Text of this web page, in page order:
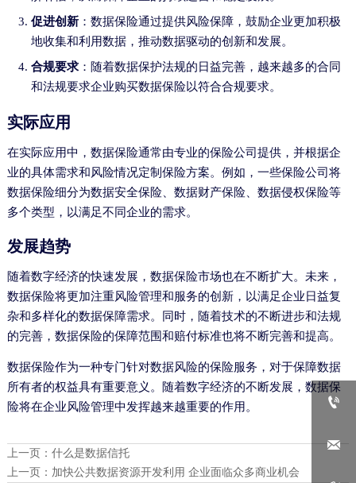
促进创新：数据保险通过提供风险保障，鼓励企业更加积极
地收集和利用数据，推动数据驱动的创新和发展。
合规要求：随着数据保护法规的日益完善，越来越多的合同
和法规要求企业购买数据保险以符合合规要求。
实际应用
在实际应用中，数据保险通常由专业的保险公司提供，并根据企
业的具体需求和风险情况定制保险方案。例如，一些保险公司将
数据保险细分为数据安全保险、数据财产保险、数据侵权保险等
多个类型，以满足不同企业的需求。
发展趋势
随着数字经济的快速发展，数据保险市场也在不断扩大。未来，
数据保险将更加注重风险管理和服务的创新，以满足企业日益复
杂和多样化的数据保障需求。同时，随着技术的不断进步和法规
的完善，数据保险的保障范围和赔付标准也将不断完善和提高。
数据保险作为一种专门针对数据风险的保险服务，对于保障数据
所有者的权益具有重要意义。随着数字经济的不断发展，数据保
险将在企业风险管理中发挥越来越重要的作用。
上一页： 什么是数据信托
上一页： 加快公共数据资源开发利用 企业面临众多商业机会

